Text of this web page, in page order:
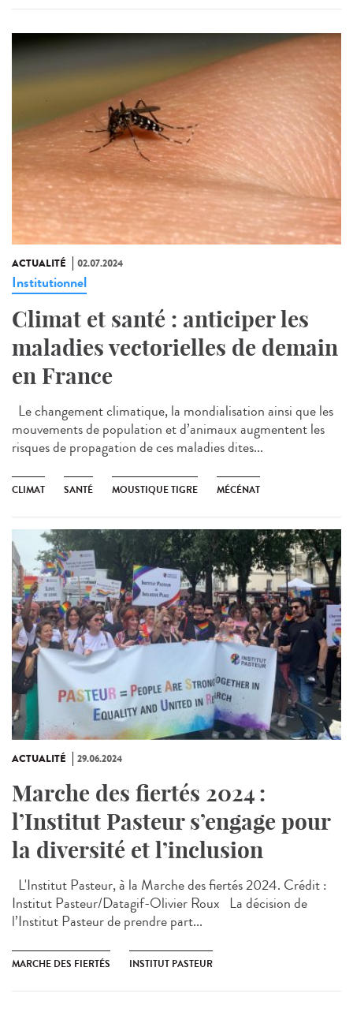
ACTUALITÉ 02.07.2024
Institutionnel
Climat et santé : anticiper les
maladies vectorielles de demain
en France
Le changement climatique, la mondialisation ainsi que les
mouvements de population et d’animaux augmentent les
risques de propagation de ces maladies dites...
CLIMAT SANTÉ MOUSTIQUE TIGRE MÉCÉNAT
ACTUALITÉ 29.06.2024
Marche des fiertés 2024 :
l’Institut Pasteur s’engage pour
la diversité et l’inclusion
L'Institut Pasteur, à la Marche des fiertés 2024. Crédit :
Institut Pasteur/Datagif-Olivier Roux La décision de
l’Institut Pasteur de prendre part...
MARCHE DES FIERTÉS INSTITUT PASTEUR